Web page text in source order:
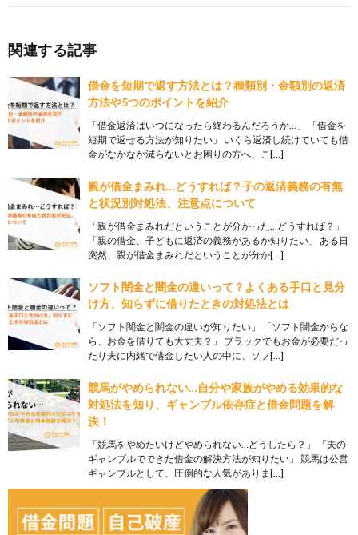
関連する記事
借金を短期で返す方法とは？種類別・金額別の返済
方法や5つのポイントを紹介
「借金返済はいつになったら終わるんだろうか…」 「借金を
短期で返せる方法が知りたい」 いくら返済し続けていても借
金がなかなか減らないとお困りの方へ、こ[…]
親が借金まみれ…どうすれば？子の返済義務の有無
と状況別対処法、注意点について
「親が借金まみれだということが分かった…どうすれば？」
「親の借金、子どもに返済の義務があるか知りたい」 ある日
突然、親が借金まみれだということが分か[…]
ソフト闇金と闇金の違いって？よくある手口と見分
け方、知らずに借りたときの対処法とは
「ソフト闇金と闇金の違いが知りたい」 「ソフト闇金からな
ら、お金を借りても大丈夫？」 ブラックでもお金が必要だっ
たり夫に内緒で借金したい人の中に、ソフ[…]
競馬がやめられない…自分や家族がやめる効果的な
対処法を知り、ギャンブル依存症と借金問題を解
決！
「競馬をやめたいけどやめられない…どうしたら？」 「夫の
ギャンブルでできた借金の解決方法が知りたい」 競馬は公営
ギャンブルとして、圧倒的な人気がありま[…]